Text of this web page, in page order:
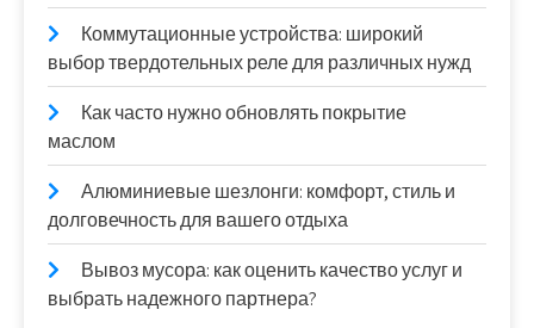
Коммутационные устройства: широкий
выбор твердотельных реле для различных нужд
Как часто нужно обновлять покрытие
маслом
Алюминиевые шезлонги: комфорт, стиль и
долговечность для вашего отдыха
Вывоз мусора: как оценить качество услуг и
выбрать надежного партнера?